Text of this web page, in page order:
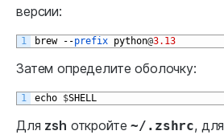
версии:
1 brew --prefix python@3.13
Затем определите оболочку:
1 echo $SHELL
Для zsh откройте~/.zshrc, для